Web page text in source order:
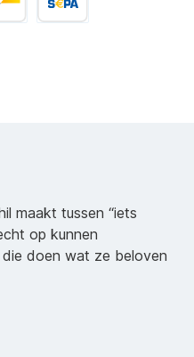
maakt tussen “iets
op kunnen
die doen wat ze beloven